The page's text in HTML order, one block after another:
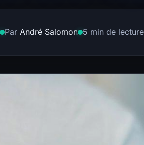
Par André Salomon 5 min de lecture